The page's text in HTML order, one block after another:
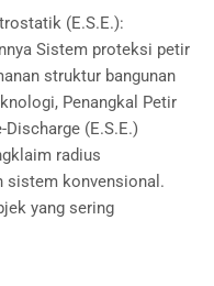
(E.S.E.):
Sistem proteksi petir
struktur bangunan
Penangkal Petir
(E.S.E.)
radius
sistem konvensional.
yang sering